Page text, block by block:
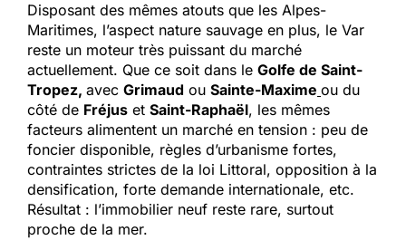
Disposant des mêmes atouts que les Alpes-
Maritimes, l’aspect nature sauvage en plus, le Var
reste un moteur très puissant du marché
actuellement. Que ce soit dans le Golfe de Saint-
Tropez, avec Grimaud ou Sainte-Maxime ou du
côté de Fréjus et Saint-Raphaël, les mêmes
facteurs alimentent un marché en tension : peu de
foncier disponible, règles d’urbanisme fortes,
contraintes strictes de la loi Littoral, opposition à la
densification, forte demande internationale, etc.
Résultat : l’immobilier neuf reste rare, surtout
proche de la mer.